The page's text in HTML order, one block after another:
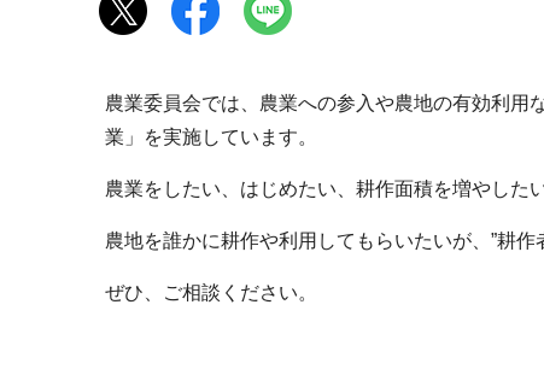
農業委員会では、農業への参入や農地の有効利用
業」を実施しています。
農業をしたい、はじめたい、耕作面積を増やした
農地を誰かに耕作や利用してもらいたいが、”耕作
ぜひ、ご相談ください。